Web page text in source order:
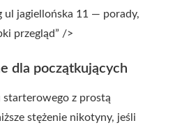
ul jagiellońska 11 — porady,
przegląd” />
dla początkujących
starterowego z prostą
stężenie nikotyny, jeśli